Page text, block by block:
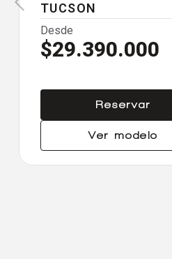
TUCSON
Desde
$29.390.000
Reservar
Ver modelo